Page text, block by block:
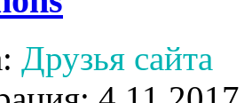
Друзья сайта